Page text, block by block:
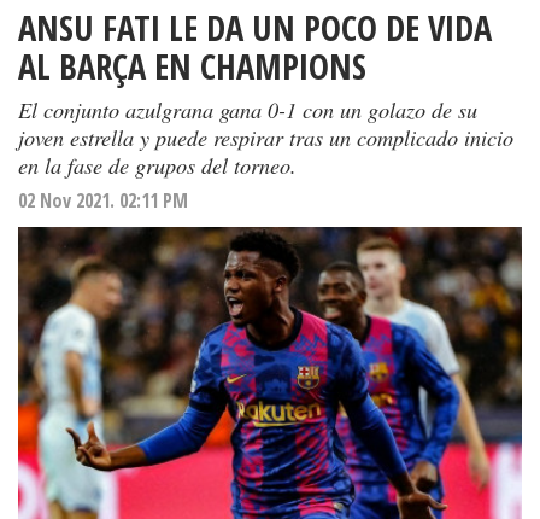
ANSU FATI LE DA UN POCO DE VIDA
AL BARÇA EN CHAMPIONS
El conjunto azulgrana gana 0-1 con un golazo de su
joven estrella y puede respirar tras un complicado inicio
en la fase de grupos del torneo.
02 Nov 2021. 02:11 PM